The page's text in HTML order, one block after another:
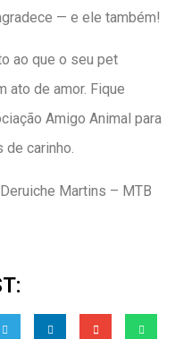
— e ele também!
ao que o seu pet
ato de amor. Fique
Amigo Animal para
carinho.
Martins – MTB